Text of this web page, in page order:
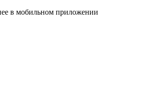
в мобильном приложении